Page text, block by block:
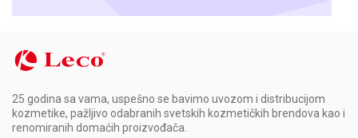
25 godina sa vama, uspešno se bavimo uvozom i distribucijom
kozmetike, pažljivo odabranih svetskih kozmetičkih brendova kao i
renomiranih domaćih proizvođača.